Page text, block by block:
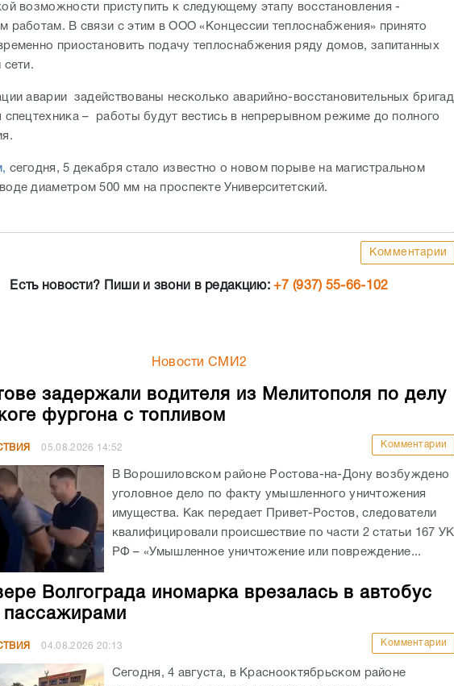
возможности приступить к следующему этапу восстановления -
работам. В связи с этим в ООО «Концессии теплоснабжения» принято
приостановить подачу теплоснабжения ряду домов, запитанных
сети.
аварии задействованы несколько аварийно-восстановительных бригад
спецтехника – работы будут вестись в непрерывном режиме до полного
сегодня, 5 декабря стало известно о новом порыве на магистральном
диаметром 500 мм на проспекте Университетский.
Комментарии
Есть новости? Пиши и звони в редакцию:+7 (937) 55-66-102
Новости СМИ2
задержали водителя из Мелитополя по делу
фургона с топливом
05.08.2026 14:52 Комментарии
В Ворошиловском районе Ростова-на-Дону возбуждено
уголовное дело по факту умышленного уничтожения
имущества. Как передает Привет-Ростов, следователи
квалифицировали происшествие по части 2 статьи 167 УК
РФ – «Умышленное уничтожение или повреждение...
Волгограда иномарка врезалась в автобус
04.08.2026 20:13 Комментарии
Сегодня, 4 августа, в Краснооктябрьском районе